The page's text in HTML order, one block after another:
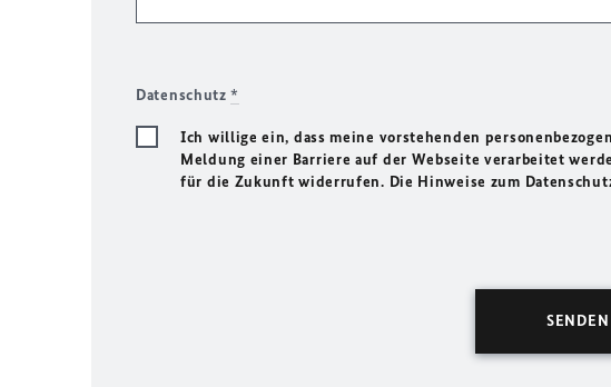
Datenschutz*
Ich willige ein, dass meine vorstehenden
Meldung einer Barriere auf der Webseite verarbeitet
für die Zukunft widerrufen. Die Hinweise zum